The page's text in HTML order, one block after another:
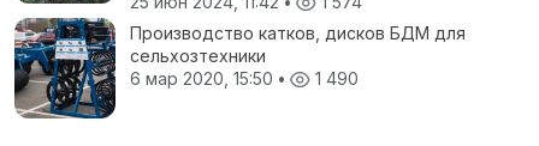
Производство катков, дисков БДМ для
сельхозтехники
6 мар 2020, 15:50 • 1 490